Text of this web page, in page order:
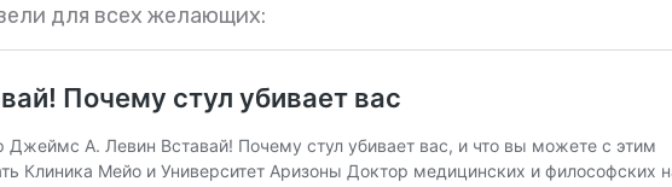
для всех желающих: